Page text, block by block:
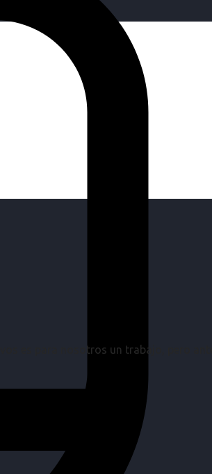
es para nosotros un trabajo, pero